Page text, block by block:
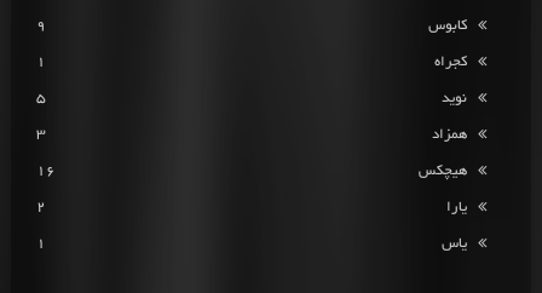
کابوس 9
کجراه 1
نوید 5
همزاد 3
هیچکس 16
یارا 2
یاس 1